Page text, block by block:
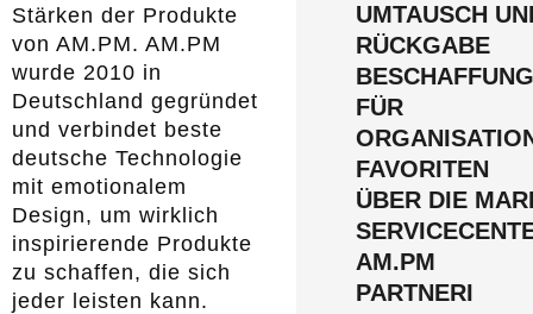
UMTAUSCH
RÜCKGABE
BESCHAFFUNG
FÜR
FAVORITEN
ÜBER DIE
AM.PM
PARTNERI
Stärken der Produkte
von AM.PM. AM.PM
wurde 2010 in
Deutschland gegründet
und verbindet beste
deutsche Technologie
mit emotionalem
Design, um wirklich
inspirierende Produkte
zu schaffen, die sich
jeder leisten kann.